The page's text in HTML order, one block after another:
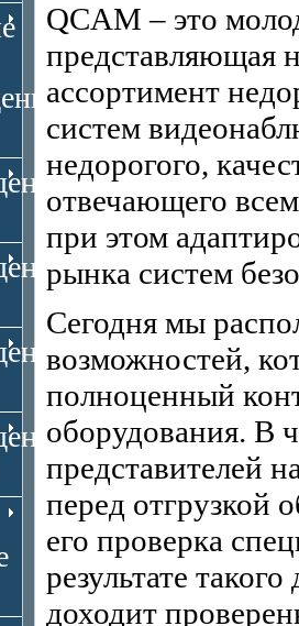
QCAM – это
представляющая
ассортимент
систем
недорогого,
отвечающего
при этом
рынка систем
Сегодня мы
возможностей,
полноценный
оборудования. В
представителей
перед отгрузкой
его проверка
результате
доходит